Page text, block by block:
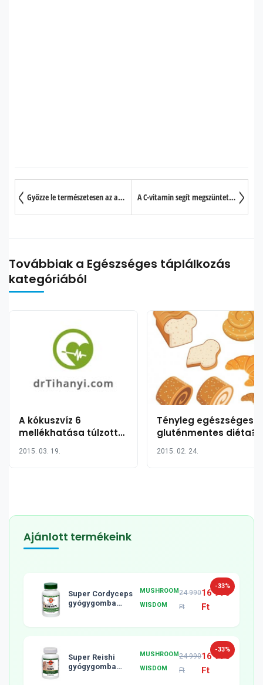
Győzze le természetesen az alvási apnoét! A C-vitamin segít megszüntetni a krónikus betegségeket?
Továbbiak a Egészséges táplálkozás
kategóriából
A kókuszvíz 6
mellékhatása túlzott
fogyasztás esetén
2015. 03. 19.
Tényleg egészséges a
gluténmentes diéta?
2015. 02. 24.
Ajánlott termékeink
-33%
Super Cordyceps
gyógygomba
MUSHROOM
WISDOM
24 990
Ft
16 990
Ft
-33%
Super Reishi
gyógygomba
MUSHROOM
WISDOM
24 990
Ft
16 990
Ft